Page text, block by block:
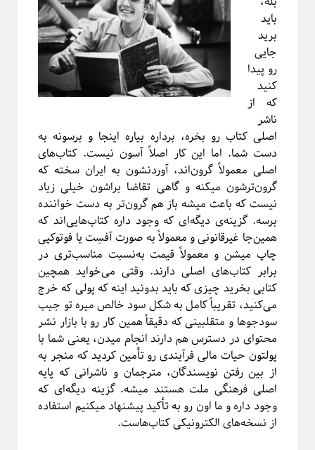
معرفی کتاب و دوره برای دانشجویان سال اول علوم‌پایه و مهندسی
فیزیک خوش‌مزه یا آشپزی ملوکولی
در رویارویی با علم و مسئله ترویج آن
آیا باید دکتری بخونم؟!
تجربه شخصی در کارهای مربوط به تحلیل داده در بازار و نه دانشگاه!
کنکوری‌ها حواستان باشد جوگیر نشوید؛ در علم جایی برای جوگیرها نیست!
روایتگری در علم
ریچارد فاینمن، فیزیک‌دان تاثیرگذار قرن گذشته
پروژه پیچیدگی برای همه
باید
برید
جایی
رو پیدا
کنید
که از
ناشر
اصلی کتاب رو بخره، برداره بیاره اینجا و برسونه به
دست شما. اما این کار اصلاً آسون نیست. کتاب‌های
اصلی معمولاً گرون‌اند، آوردنشون به ایران سخته که
گرون‌ترشون میکنه و گاهی تقاضا براشون خیلی زیاد
نیست که باعث میشه باز هم گرون‌تر به دست خواننده
برسه. گزینه‌ی دیگه‌ای که وجود داره کتاب‌هایی‌اند که
همین‌جا غیرقانونی و معمولاً به صورت آفسِت یا فوتوکپی
چاپ میشن و معمولاً قیمت به‌نسبت مناسب‌تری در
برابر کتاب‌های اصلی دارند. وقتی می‌خواید همچین
کتابی بخرید چیزی که باید بدونید اینه که پولی که خرج
می‌کنید، تقریباً کامل به شکل سود خالص میره تو‌ جیب
سودجو‌ها و متقلبینی که دقیقاً همین کار رو با بازار نشر
محتوای در دسترس هم دارند انجام میدن، یعنی شما با
پولتون حیات مالی فرآیندی رو تأمین کردید که منجر به
از بین رفتن نویسندگان، مترجمان و ناشرانی که پایه
اصلی فرهنگی ملت هستند میشه. گزینه دیگه‌ای که
وجود داره و ما اون رو به تأکید پیشنهاد میکنیم استفاده
از نسخه‌های الکترونیکی کتاب‌هاست.